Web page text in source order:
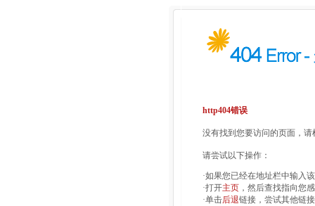
http404错误
没有找到您要访问的页面，
请尝试以下操作：
·如果您已经在地址栏中输入
·打开主页 ，然后查找指向您
·单击后退链接，尝试其他链